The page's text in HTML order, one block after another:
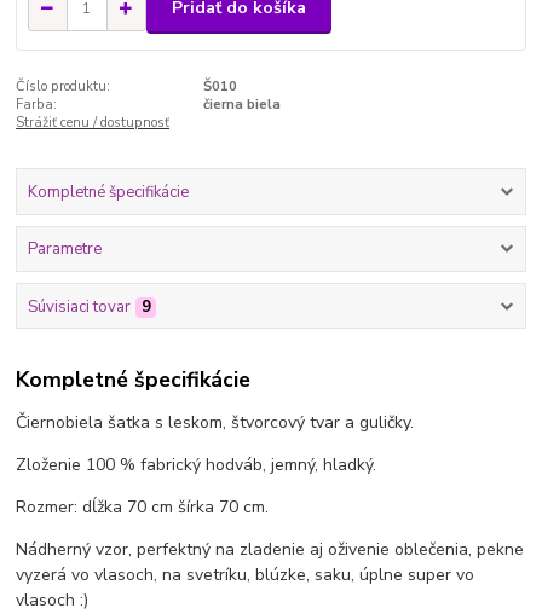
Pridať do košíka
Číslo produktu:
Š010
Farba:
čierna biela
Strážiť cenu / dostupnosť
Kompletné špecifikácie
Parametre
Súvisiaci tovar 9
Kompletné špecifikácie
Čiernobiela šatka s leskom, štvorcový tvar a guličky.
Zloženie 100 % fabrický hodváb, jemný, hladký.
Rozmer: dĺžka 70 cm šírka 70 cm.
Nádherný vzor, perfektný na zladenie aj oživenie oblečenia, pekne
vyzerá vo vlasoch, na svetríku, blúzke, saku, úplne super vo
vlasoch :)